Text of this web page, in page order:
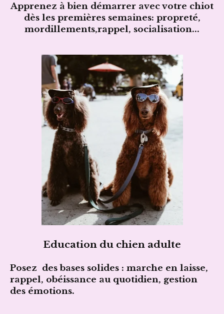
Apprenez à bien démarrer avec votre chiot
dès les premières semaines: propreté,
mordillements,rappel, socialisation...
Education du chien adulte
Posez des bases solides : marche en laisse,
rappel, obéissance au quotidien, gestion
des émotions.